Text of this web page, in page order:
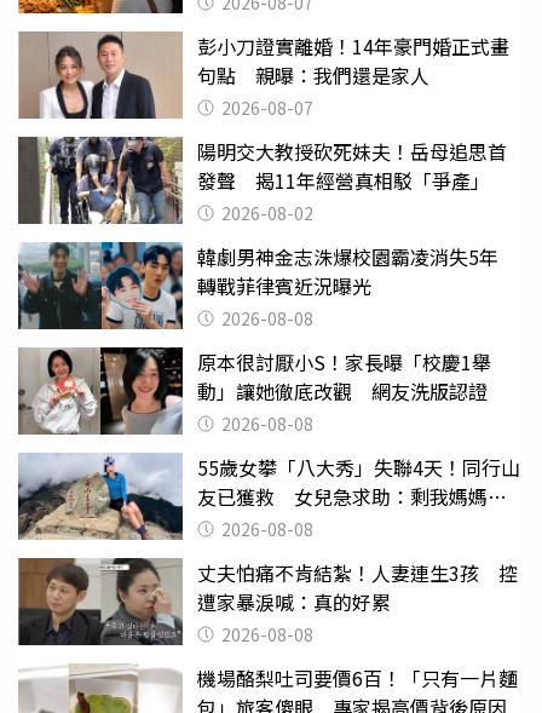
彭小刀證實離婚！14年豪門婚正式畫
句點 親曝：我們還是家人
2026-08-07
陽明交大教授砍死妹夫！岳母追思首
發聲 揭11年經營真相駁「爭產」
2026-08-02
韓劇男神金志洙爆校園霸凌消失5年
轉戰菲律賓近況曝光
2026-08-08
原本很討厭小S！家長曝「校慶1舉
動」讓她徹底改觀 網友洗版認證
2026-08-08
55歲女攀「八大秀」失聯4天！同行山
友已獲救 女兒急求助：剩我媽媽還
沒找到
2026-08-08
丈夫怕痛不肯結紮！人妻連生3孩 控
遭家暴淚喊：真的好累
2026-08-08
機場酪梨吐司要價6百！「只有一片麵
包」旅客傻眼 專家揭高價背後原因